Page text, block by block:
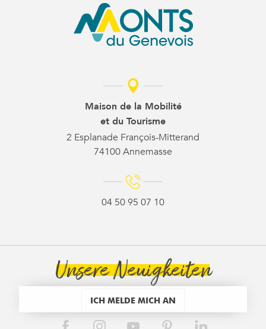
Maison de la Mobilité
et du Tourisme
2 Esplanade François-Mitterand
74100 Annemasse
04 50 95 07 10
Unsere Neuigkeiten
ICH MELDE MICH AN